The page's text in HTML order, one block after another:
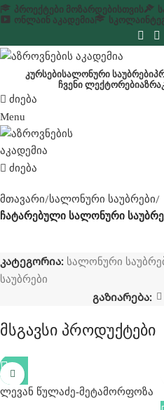
ᲞᲠᲝᲔᲥᲢᲔᲑᲘ ᲛᲝᲖᲐᲠᲓᲔᲑᲘᲡᲗᲕᲘᲡ
ᲝᲜᲚᲐᲘᲜ ᲐᲙᲐᲓᲔᲛᲘᲐ
ᲡᲙᲝᲚᲐ
ᲙᲣᲠᲡᲔᲑᲘᲡᲐᲚᲝᲜᲣᲠᲘ ᲡᲐᲣᲑᲠᲔᲑᲘ
ᲩᲕᲔᲜᲘ ᲚᲔᲥᲢᲝᲠᲔᲑᲘ
ძიება
Menu
ძიება
მთავარი სალონური საუბრები
ჩატარებული სალონური
კატეგორია: სალონური
საუბრები
გაზიარება:
Მსგავსი Პროდუქტები
Ლევან Წულაძე-Მეტამორფოზა